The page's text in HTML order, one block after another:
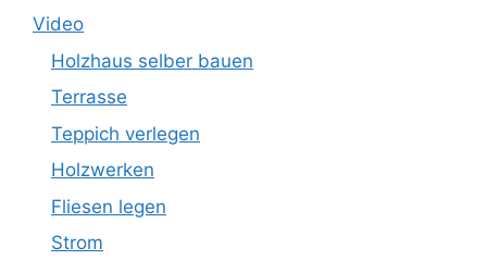
Video
Holzhaus selber bauen
Terrasse
Teppich verlegen
Holzwerken
Fliesen legen
Strom